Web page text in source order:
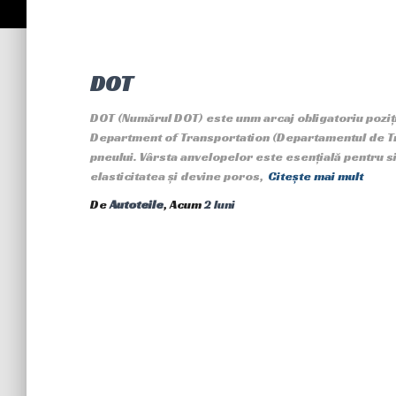
DOT
DOT (Numărul DOT) este unm arcaj obligatoriu
Department of Transportation (Departamentul de
pneului. Vârsta anvelopelor este esențială pentru
elasticitatea și devine poros, Citește mai mult
DeAutoteile, Acum2 luni